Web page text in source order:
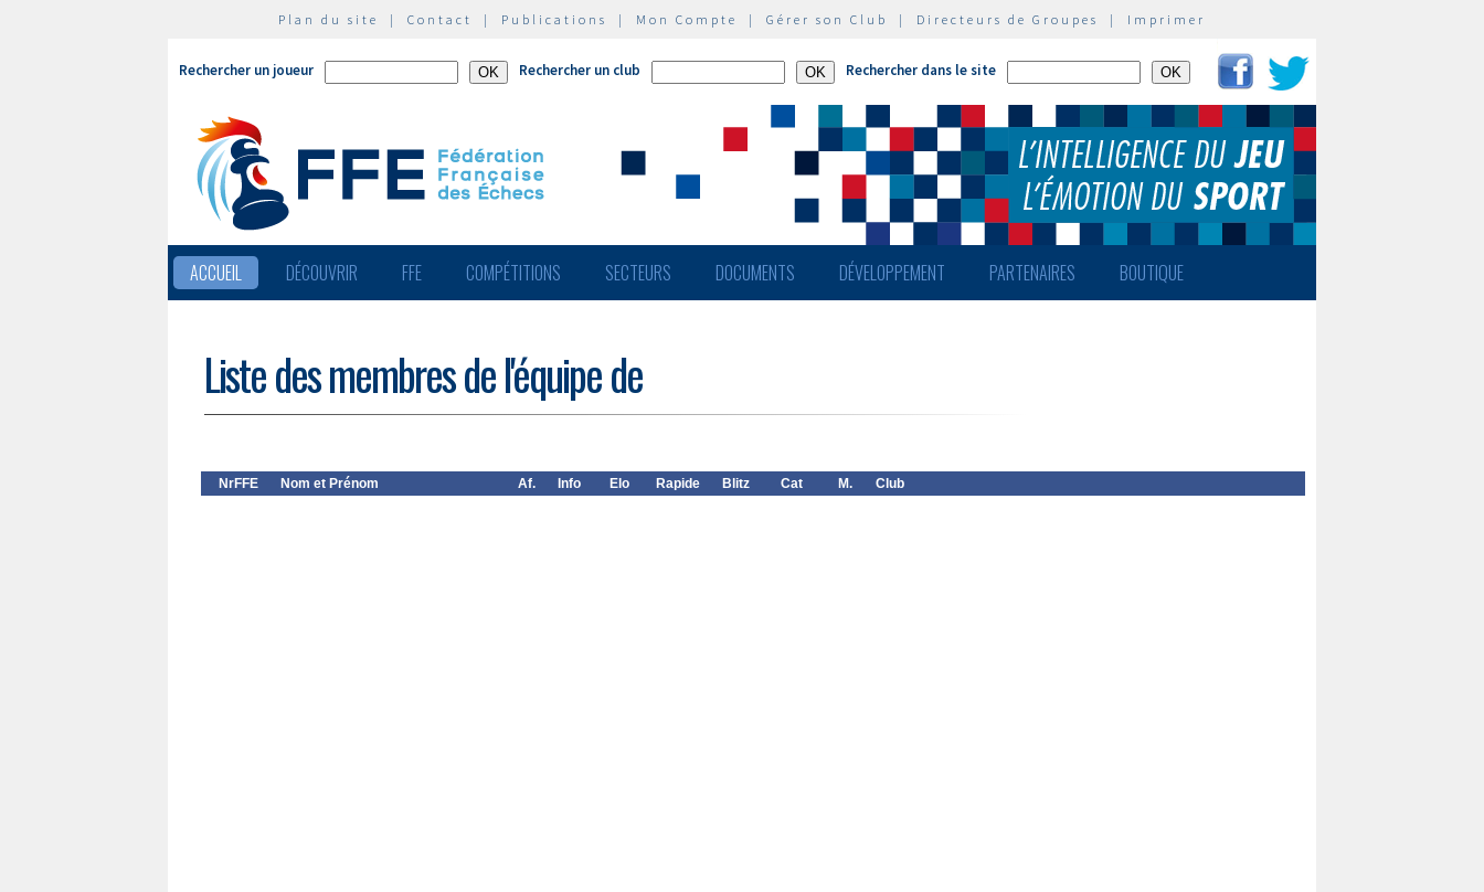
Plan du site | Contact | Publications | Mon Compte | Gérer son Club | Directeurs de Groupes | Imprimer
Rechercher un joueur Rechercher un club Rechercher dans le site
ACCUEIL DÉCOUVRIR FFE COMPÉTITIONS SECTEURS DOCUMENTS DÉVELOPPEMENT PARTENAIRES BOUTIQUE
Liste des membres de l'équipe de
NrFFE Nom et Prénom Af. Info Elo Rapide Blitz Cat M. Club